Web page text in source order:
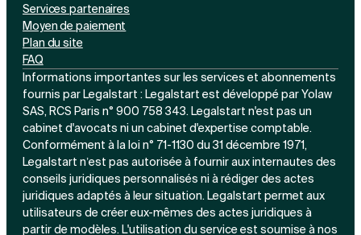
Services partenaires
Moyen de paiement
Plan du site
FAQ
Informations importantes sur les services et abonnements
fournis par Legalstart : Legalstart est développé par Yolaw
SAS, RCS Paris n° 900 758 343. Legalstart n'est pas un
cabinet d'avocats ni un cabinet d'expertise comptable.
Conformément à la loi n° 71-1130 du 31 décembre 1971,
Legalstart n’est pas autorisée à fournir aux internautes des
conseils juridiques personnalisés ni à rédiger des actes
juridiques adaptés à leur situation. Legalstart permet aux
utilisateurs de créer eux-mêmes des actes juridiques à
partir de modèles. L'utilisation du service est soumise à nos